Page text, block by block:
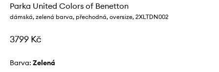
Parka United Colors of Benetton
dámská, zelená barva, přechodná, oversize, 2XLTDN002
3799 Kč
Barva: zelená